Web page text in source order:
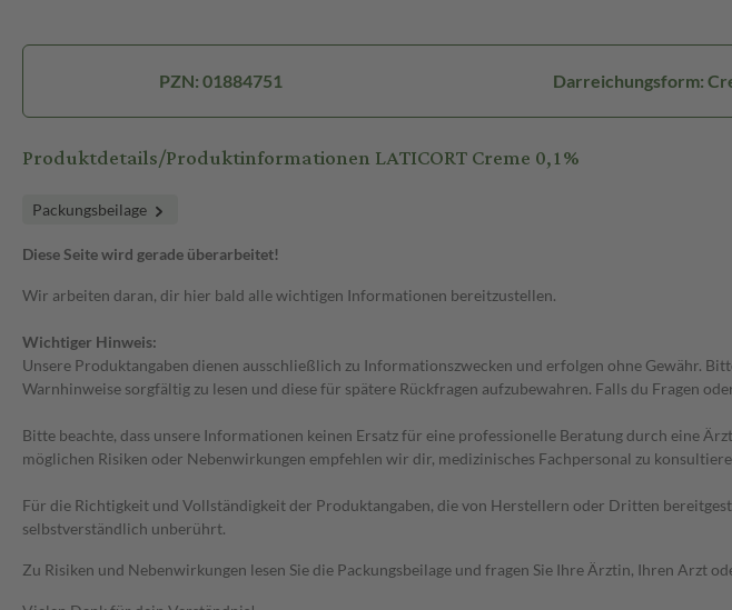
PZN: 01884751 Darreichungsform:
Produktdetails/Produktinformationen LATICORT Creme 0,1%
Packungsbeilage
Diese Seite wird gerade überarbeitet!
Wir arbeiten daran, dir hier bald alle wichtigen Informationen bereitzustellen.
Wichtiger Hinweis:
Unsere Produktangaben dienen ausschließlich zu Informationszwecken und erfolgen ohne Gewähr.
Warnhinweise sorgfältig zu lesen und diese für spätere Rückfragen aufzubewahren. Falls du Fragen
Bitte beachte, dass unsere Informationen keinen Ersatz für eine professionelle Beratung durch eine
möglichen Risiken oder Nebenwirkungen empfehlen wir dir, medizinisches Fachpersonal zu
Für die Richtigkeit und Vollständigkeit der Produktangaben, die von Herstellern oder Dritten
selbstverständlich unberührt.
Zu Risiken und Nebenwirkungen lesen Sie die Packungsbeilage und fragen Sie Ihre Ärztin, Ihren Arzt